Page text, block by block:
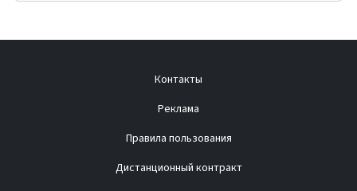
Контакты
Реклама
Правила пользования
Дистанционный контракт